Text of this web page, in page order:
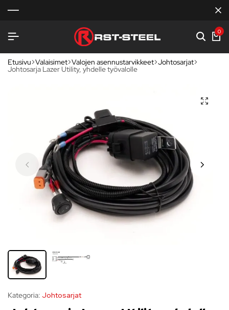
0
Etusivu Valaisimet Valojen asennustarvikkeet Johtosarjat
Johtosarja Lazer Utility, yhdelle työvalolle
Kategoria: Johtosarjat